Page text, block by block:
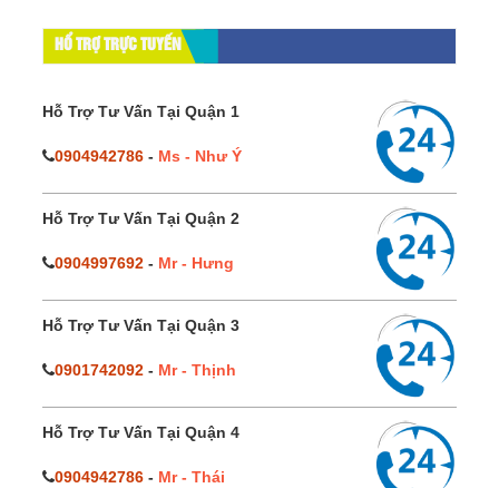
HỔ TRỢ TRỰC TUYẾN
Hỗ Trợ Tư Vấn Tại Quận 1
0904942786 - Ms - Như Ý
Hỗ Trợ Tư Vấn Tại Quận 2
0904997692 - Mr - Hưng
Hỗ Trợ Tư Vấn Tại Quận 3
0901742092 - Mr - Thịnh
Hỗ Trợ Tư Vấn Tại Quận 4
0904942786 - Mr - Thái